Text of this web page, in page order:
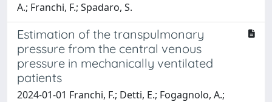
A.; Franchi, F.; Spadaro, S.
Estimation of the transpulmonary
pressure from the central venous
pressure in mechanically ventilated
patients
2024-01-01 Franchi, F.; Detti, E.; Fogagnolo, A.;